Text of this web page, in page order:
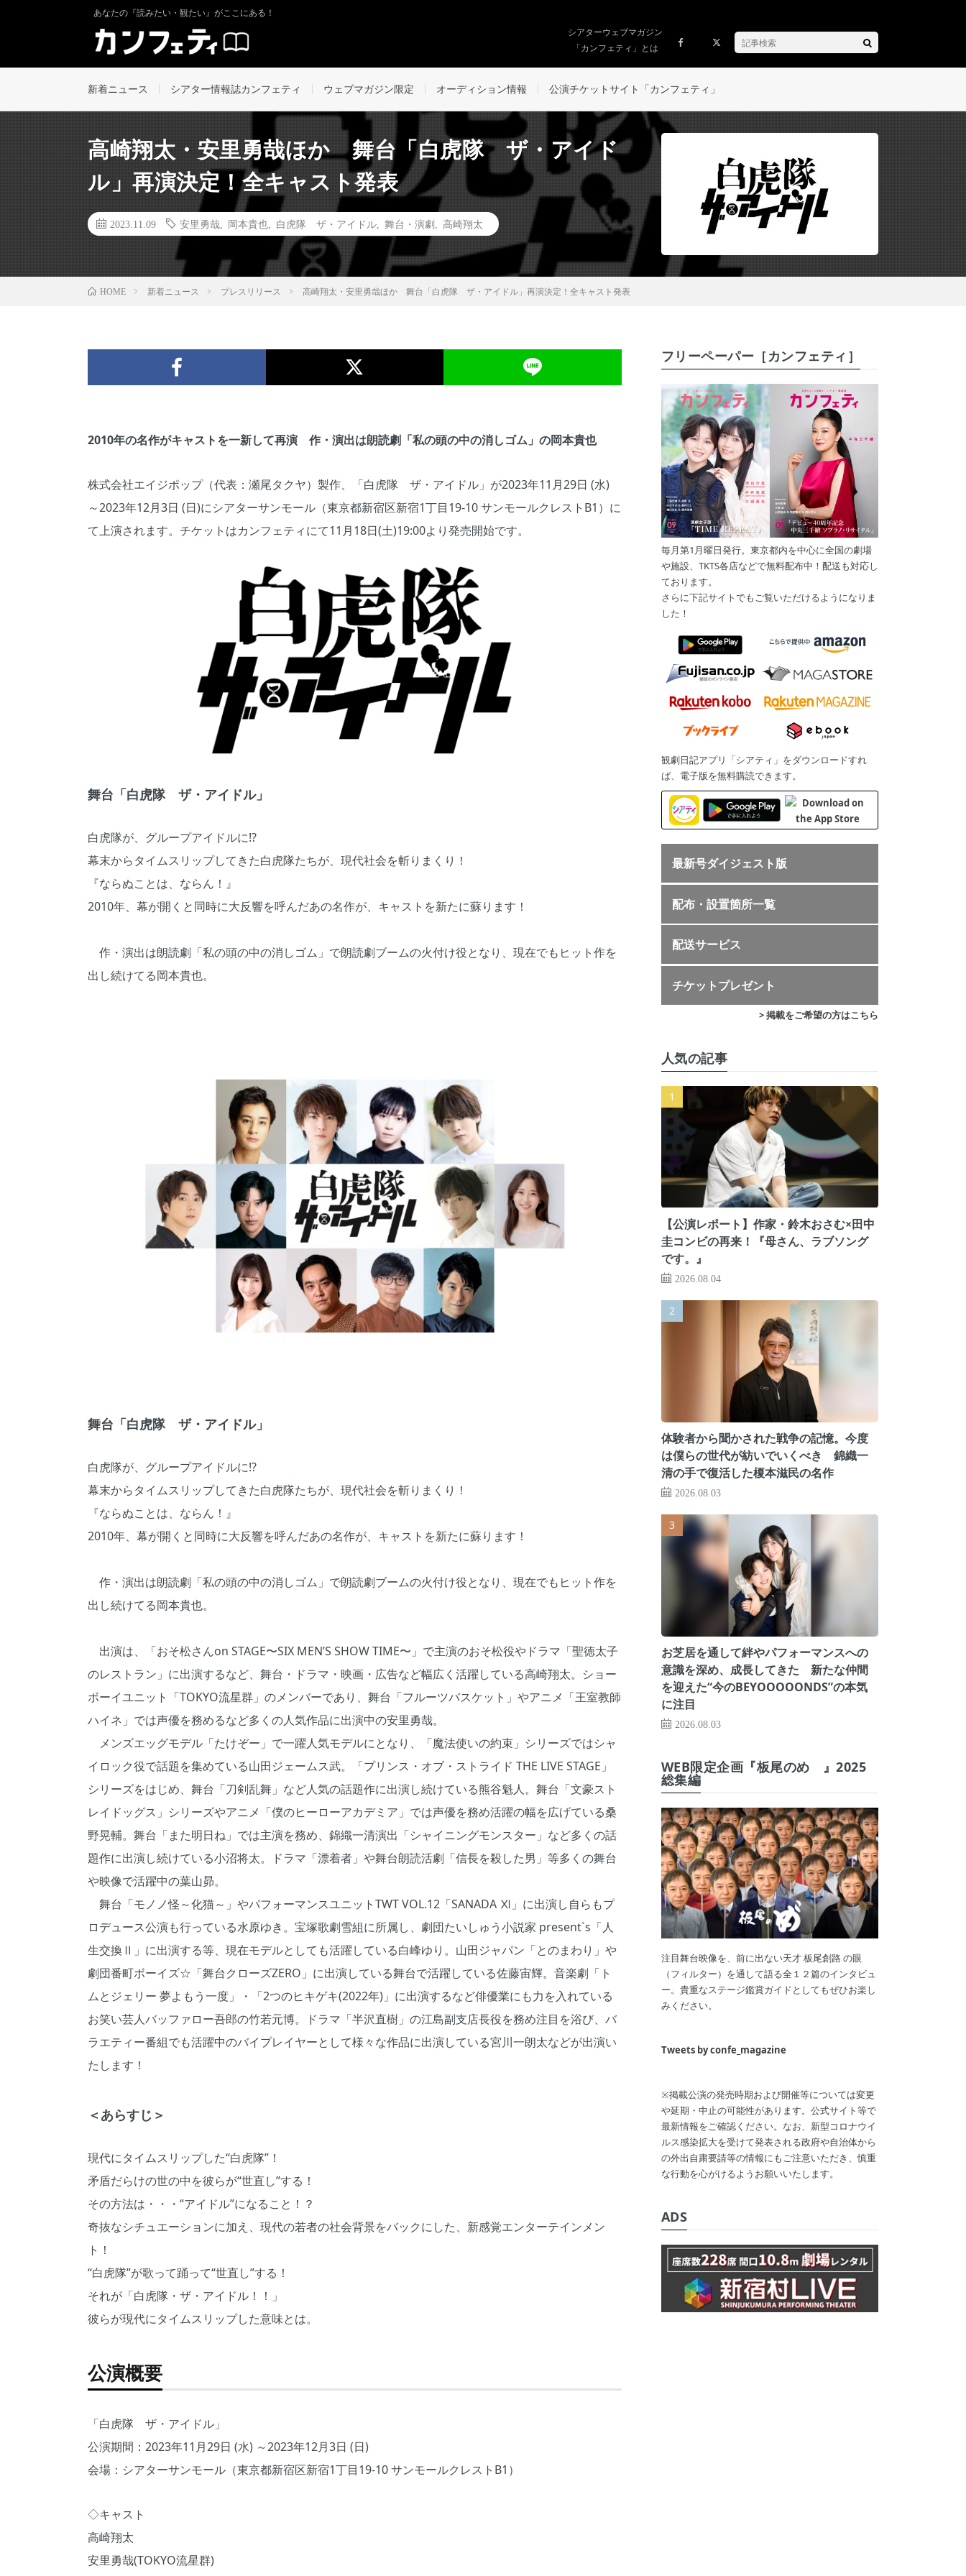
あなたの『読みたい・観たい』がここにある！
シアターウェブマガジン
「カンフェティ」とは
新着ニュース シアター情報誌カンフェティ ウェブマガジン限定 オーディション情報 公演チケットサイト「カンフェティ」
高崎翔太・安里勇哉ほか 舞台「白虎隊 ザ・アイド
ル」再演決定！全キャスト発表
2023.11.09 安里勇哉 岡本貴也 白虎隊 ザ・アイドル 舞台・演劇 高崎翔太
HOME 新着ニュース プレスリリース 高崎翔太・安里勇哉ほか 舞台「白虎隊 ザ・アイドル」再演決定！全キャスト発表
2010年の名作がキャストを一新して再演 作・演出は朗読劇「私の頭の中の消しゴム」の岡本貴也
株式会社エイジポップ（代表：瀬尾タクヤ）製作、「白虎隊 ザ・アイドル」が2023年11月29日 (水)
～2023年12月3日 (日)にシアターサンモール（東京都新宿区新宿1丁目19-10 サンモールクレストB1）に
て上演されます。チケットはカンフェティにて11月18日(土)19:00より発売開始です。
舞台「白虎隊 ザ・アイドル」
白虎隊が、グループアイドルに⁉
幕末からタイムスリップしてきた白虎隊たちが、現代社会を斬りまくり！
『ならぬことは、ならん！』
2010年、幕が開くと同時に大反響を呼んだあの名作が、キャストを新たに蘇ります！
作・演出は朗読劇「私の頭の中の消しゴム」で朗読劇ブームの火付け役となり、現在でもヒット作を
出し続けてる岡本貴也。
舞台「白虎隊 ザ・アイドル」
白虎隊が、グループアイドルに⁉
幕末からタイムスリップしてきた白虎隊たちが、現代社会を斬りまくり！
『ならぬことは、ならん！』
2010年、幕が開くと同時に大反響を呼んだあの名作が、キャストを新たに蘇ります！
作・演出は朗読劇「私の頭の中の消しゴム」で朗読劇ブームの火付け役となり、現在でもヒット作を
出し続けてる岡本貴也。
出演は、「おそ松さんon STAGE〜SIX MEN’S SHOW TIME〜」で主演のおそ松役やドラマ「聖徳太子
のレストラン」に出演するなど、舞台・ドラマ・映画・広告など幅広く活躍している高崎翔太。ショー
ボーイユニット「TOKYO流星群」のメンバーであり、舞台「フルーツバスケット」やアニメ「王室教師
ハイネ」では声優を務めるなど多くの人気作品に出演中の安里勇哉。
メンズエッグモデル「たけぞー」で一躍人気モデルにとなり、「魔法使いの約束」シリーズではシャ
イロック役で話題を集めている山田ジェームス武。「プリンス・オブ・ストライド THE LIVE STAGE」
シリーズをはじめ、舞台「刀剣乱舞」など人気の話題作に出演し続けている熊谷魁人。舞台「文豪スト
レイドッグス」シリーズやアニメ「僕のヒーローアカデミア」では声優を務め活躍の幅を広げている桑
野晃輔。舞台「また明日ね」では主演を務め、錦織一清演出「シャイニングモンスター」など多くの話
題作に出演し続けている小沼将太。ドラマ「漂着者」や舞台朗読活劇「信長を殺した男」等多くの舞台
や映像で活躍中の葉山昴。
舞台「モノノ怪～化猫～」やパフォーマンスユニットTWT VOL.12「SANADA Ⅺ」に出演し自らもプ
ロデュース公演も行っている水原ゆき。宝塚歌劇雪組に所属し、劇団たいしゅう小説家 present`s「人
生交換Ⅱ」に出演する等、現在モデルとしても活躍している白峰ゆり。山田ジャパン「とのまわり」や
劇団番町ボーイズ☆「舞台クローズZERO」に出演している舞台で活躍している佐藤宙輝。音楽劇「ト
ムとジェリー 夢よもう一度」・「2つのヒキゲキ(2022年)」に出演するなど俳優業にも力を入れている
お笑い芸人バッファロー吾郎の竹若元博。ドラマ「半沢直樹」の江島副支店長役を務め注目を浴び、バ
ラエティー番組でも活躍中のバイプレイヤーとして様々な作品に出演している宮川一朗太などが出演い
たします！
＜あらすじ＞
現代にタイムスリップした“白虎隊”！
矛盾だらけの世の中を彼らが“世直し”する！
その方法は・・・“アイドル”になること！？
奇抜なシチュエーションに加え、現代の若者の社会背景をバックにした、新感覚エンターテインメン
ト！
“白虎隊”が歌って踊って“世直し”する！
それが「白虎隊・ザ・アイドル！！」
彼らが現代にタイムスリップした意味とは。
公演概要
「白虎隊 ザ・アイドル」
公演期間：2023年11月29日 (水) ～2023年12月3日 (日)
会場：シアターサンモール（東京都新宿区新宿1丁目19-10 サンモールクレストB1）
◇キャスト
高崎翔太
安里勇哉(TOKYO流星群)
フリーペーパー［カンフェティ］
毎月第1月曜日発行。東京都内を中心に全国の劇場
や施設、TKTS各店などで無料配布中！配送も対応し
ております。
さらに下記サイトでもご覧いただけるようになりま
した！
観劇日記アプリ「シアティ」をダウンロードすれ
ば、電子版を無料購読できます。
最新号ダイジェスト版
配布・設置箇所一覧
配送サービス
チケットプレゼント
> 掲載をご希望の方はこちら
人気の記事
【公演レポート】作家・鈴木おさむ×田中
圭コンビの再来！『母さん、ラブソング
です。』
2026.08.04
体験者から聞かされた戦争の記憶。今度
は僕らの世代が紡いでいくべき 錦織一
清の手で復活した榎本滋民の名作
2026.08.03
お芝居を通して絆やパフォーマンスへの
意識を深め、成長してきた 新たな仲間
を迎えた“今のBEYOOOOONDS”の本気
に注目
2026.08.03
WEB限定企画『板尾のめ゙』2025
総集編
注目舞台映像を、前に出ない天才 板尾創路 の眼
（フィルター）を通して語る全１２篇のインタビュ
ー。貴重なステージ鑑賞ガイドとしてもぜひお楽し
みください。
Tweets by confe_magazine
※掲載公演の発売時期および開催等については変更
や延期・中止の可能性があります。公式サイト等で
最新情報をご確認ください。なお、新型コロナウイ
ルス感染拡大を受けて発表される政府や自治体から
の外出自粛要請等の情報にもご注意いただき、慎重
な行動を心がけるようお願いいたします。
ADS